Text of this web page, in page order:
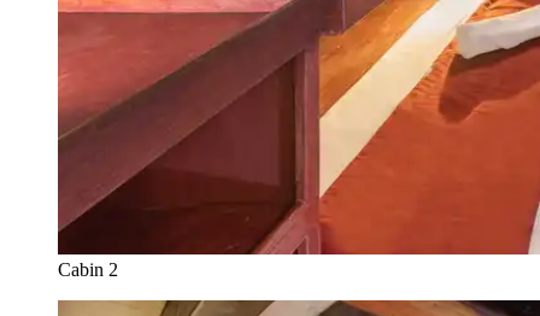
Cabin 2